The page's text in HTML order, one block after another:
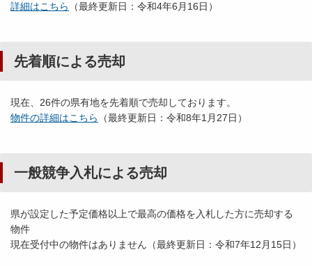
詳細はこちら
（最終更新日：令和4年6月16日）
先着順による売却
現在、26件の県有地を先着順で売却しております。
物件の詳細はこちら
（最終更新日：令和8年1月27日）
一般競争入札による売却
県が設定した予定価格以上で最高の価格を入札した方に売却する
物件
現在受付中の物件はありません（最終更新日：令和7年12月15日）